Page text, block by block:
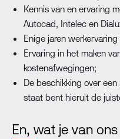
Kennis van en ervaring
Autocad, Intelec en
Enige jaren
Ervaring in het maken
kostenafwegingen;
De beschikking over
staat bent hieruit de
En, wat je van